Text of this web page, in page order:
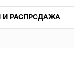
И РАСПРОДАЖА